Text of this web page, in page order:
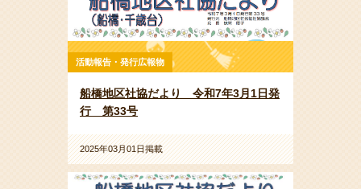
活動報告・発行広報物
船橋地区社協だより 令和7年3月1日発
行 第33号
2025年03月01日掲載